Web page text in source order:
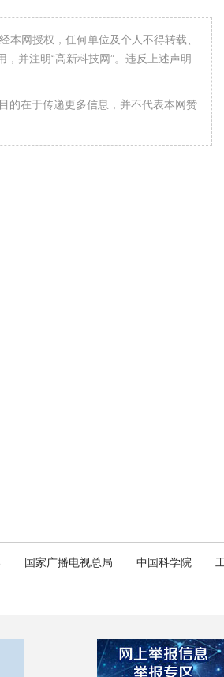
本网授权，任何单位及个人不得转载、
并注明“高新科技网”。违反上述声明
的在于传递更多信息，并不代表本网赞
国家广播电视总局 中国科学院